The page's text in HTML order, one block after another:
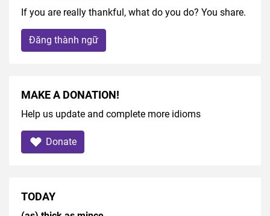
If you are really thankful, what do you do? You share.
Đăng thành ngữ
MAKE A DONATION!
Help us update and complete more idioms
Donate
TODAY